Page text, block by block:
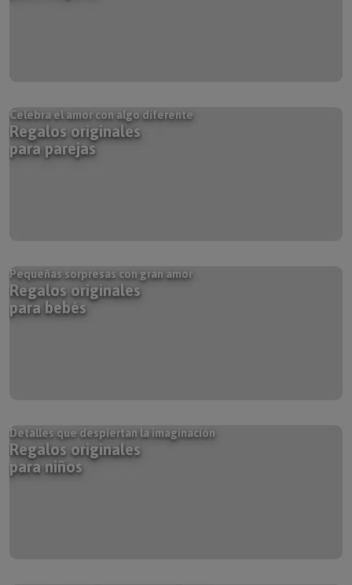
Celebra el amor con algo diferente
Regalos originales
para parejas
Pequeñas sorpresas con gran amor
Regalos originales
para bebés
Detalles que despiertan la imaginación
Regalos originales
para niños